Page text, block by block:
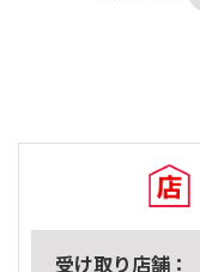
受け取り店舗：